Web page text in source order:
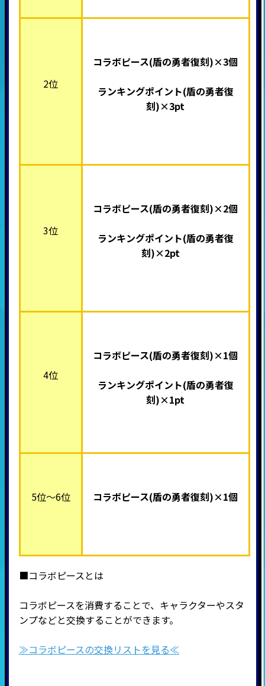
2位
コラボピース(盾の勇者復刻)×3個
ランキングポイント(盾の勇者復
刻)×3pt
3位
コラボピース(盾の勇者復刻)×2個
ランキングポイント(盾の勇者復
刻)×2pt
4位
コラボピース(盾の勇者復刻)×1個
ランキングポイント(盾の勇者復
刻)×1pt
5位～6位 コラボピース(盾の勇者復刻)×1個
■コラボピースとは
コラボピースを消費することで、キャラクターやスタ
ンプなどと交換することができます。
≫コラボピースの交換リストを見る≪